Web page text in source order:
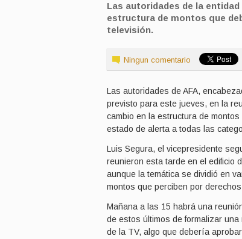
Las autoridades de la
estructura de montos que
televisión.
Ningun comentario
Las autoridades de AFA,
previsto para este jueves, en la
cambio en la estructura de
estado de alerta a todas las
Luis Segura, el vicepresidente
reunieron esta tarde en el edificio
aunque la temática se dividió en
montos que perciben por
Mañana a las 15 habrá una
de estos últimos de formalizar
de la TV, algo que debería